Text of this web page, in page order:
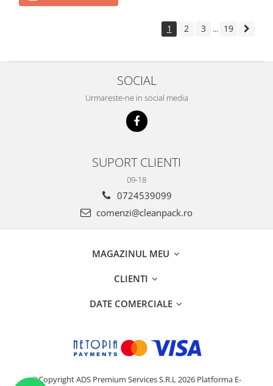
1 2 3 ... 19
SOCIAL
Urmareste-ne in social media
SUPORT CLIENTI
09-18
0724539099
comenzi@cleanpack.ro
MAGAZINUL MEU
CLIENTI
DATE COMERCIALE
©Copyright ADS Premium Services S.R.L 2026 Platforma E-